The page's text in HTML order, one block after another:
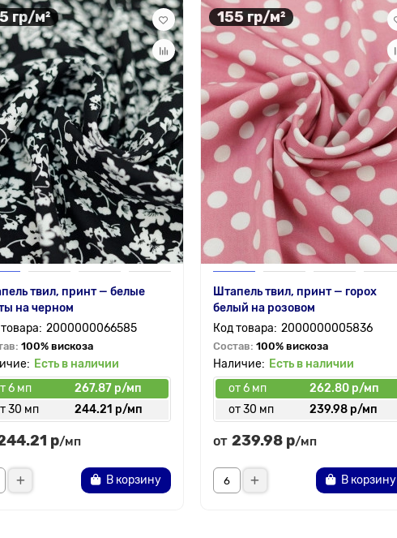
гр/м²
твил, принт — белые
на черном
2000000066585
100% вискоза
Есть в наличии
6 мп
267.87 р/мп
30 мп
244.21 р/мп
р/мп
В корзину
155 гр/м²
Штапель твил, принт — горох
белый на розовом
2000000005836
Состав: 100% вискоза
Есть в наличии
от 6 мп
262.80 р/мп
от 30 мп
239.98 р/мп
от 239.98 р/мп
В корзину